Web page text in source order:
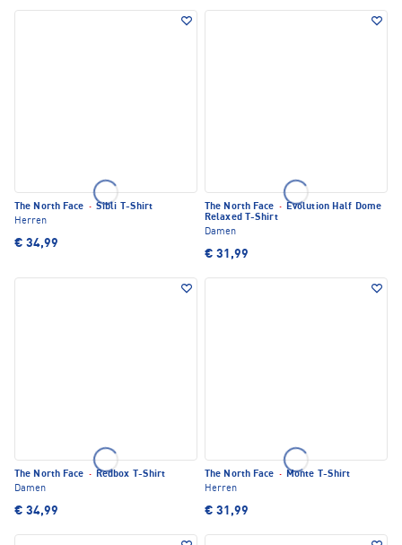
The North Face · Sibli T-Shirt
Herren
€ 34,99
The North Face · Evolution Half Dome
Relaxed T-Shirt
Damen
€ 31,99
The North Face · Redbox T-Shirt
Damen
€ 34,99
The North Face · Monte T-Shirt
Herren
€ 31,99